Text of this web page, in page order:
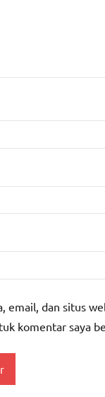
email, dan situs
komentar saya